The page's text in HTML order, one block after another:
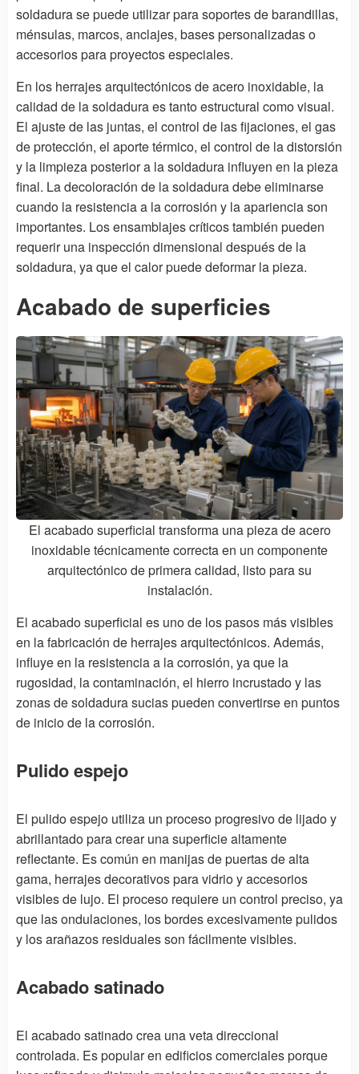
soldadura se puede utilizar para soportes de barandillas,
ménsulas, marcos, anclajes, bases personalizadas o
accesorios para proyectos especiales.
En los herrajes arquitectónicos de acero inoxidable, la
calidad de la soldadura es tanto estructural como visual.
El ajuste de las juntas, el control de las fijaciones, el gas
de protección, el aporte térmico, el control de la distorsión
y la limpieza posterior a la soldadura influyen en la pieza
final. La decoloración de la soldadura debe eliminarse
cuando la resistencia a la corrosión y la apariencia son
importantes. Los ensamblajes críticos también pueden
requerir una inspección dimensional después de la
soldadura, ya que el calor puede deformar la pieza.
Acabado de superficies
El acabado superficial transforma una pieza de acero
inoxidable técnicamente correcta en un componente
arquitectónico de primera calidad, listo para su
instalación.
El acabado superficial es uno de los pasos más visibles
en la fabricación de herrajes arquitectónicos. Además,
influye en la resistencia a la corrosión, ya que la
rugosidad, la contaminación, el hierro incrustado y las
zonas de soldadura sucias pueden convertirse en puntos
de inicio de la corrosión.
Pulido espejo
El pulido espejo utiliza un proceso progresivo de lijado y
abrillantado para crear una superficie altamente
reflectante. Es común en manijas de puertas de alta
gama, herrajes decorativos para vidrio y accesorios
visibles de lujo. El proceso requiere un control preciso, ya
que las ondulaciones, los bordes excesivamente pulidos
y los arañazos residuales son fácilmente visibles.
Acabado satinado
El acabado satinado crea una veta direccional
controlada. Es popular en edificios comerciales porque